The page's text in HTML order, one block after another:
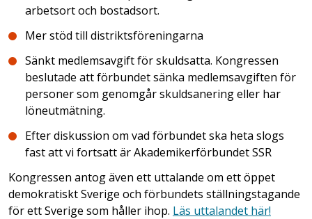
arbetsort och bostadsort.
Mer stöd till distriktsföreningarna
Sänkt medlemsavgift för skuldsatta. Kongressen
beslutade att förbundet sänka medlemsavgiften för
personer som genomgår skuldsanering eller har
löneutmätning.
Efter diskussion om vad förbundet ska heta slogs
fast att vi fortsatt är Akademikerförbundet SSR
Kongressen antog även ett uttalande om ett öppet
demokratiskt Sverige och förbundets ställningstagande
för ett Sverige som håller ihop. Läs uttalandet här!